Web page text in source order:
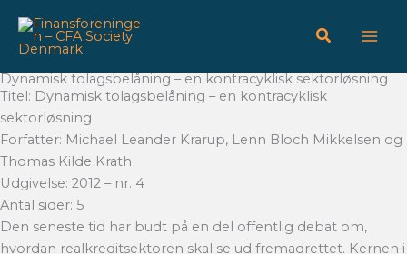
indholdet
Dynamisk tolagsbelåning – en kontracyklisk sektorløsning
Titel: Dynamisk tolagsbelåning – en kontracyklisk
sektorløsning
Forfatter: Michael Leander Krarup, Lenn Bloch Mikkelsen og
Thomas Kilde Krath
Udgivelse: 2012 – nr. 4
Antal sider: 5
Den seneste tid har budt på en del offentlig debat om,
hvordan realkreditsektoren skal se ud fremadrettet. Kernen i